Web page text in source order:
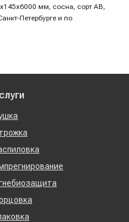
мм, сосна, сорт AB,
Петербурге и по